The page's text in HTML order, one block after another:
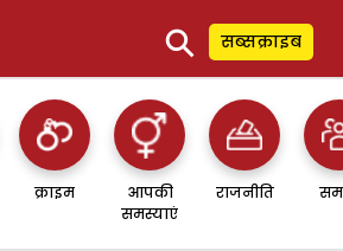
⚲ सब्सक्राइब
क्राइम
आपकी
समस्याएं
राजनीति